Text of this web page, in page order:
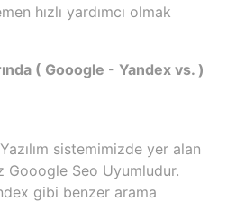
hızlı yardımcı olmak
( Gooogle - Yandex vs. )
sistemimizde yer alan
Gooogle Seo Uyumludur.
gibi benzer arama